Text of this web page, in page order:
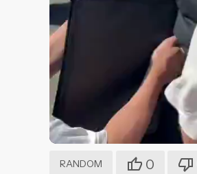
RANDOM 0